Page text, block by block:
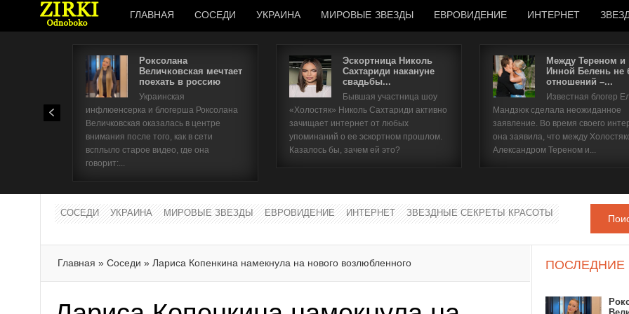
ГЛАВНАЯ СОСЕДИ УКРАИНА МИРОВЫЕ ЗВЕЗДЫ ЕВРОВИДЕНИЕ ИНТЕРНЕТ
Роксолана
Величковская мечтает
поехать в россию
Украинская
инфлюенсерка и блогерша Роксолана
Величковская оказалась в центре
внимания после того, как в сети
всплыло старое видео, где она
говорит:...
Эскортница Николь
Сахтариди накануне
свадьбы...
Бывшая участница шоу
«Холостяк» Николь Сахтариди активно
зачищает интернет от любых
упоминаний о ее эскортном прошлом.
Казалось бы, зачем ей это?
Между Тереном и
Инной Белень не
отношений –...
Известная блогер
Мандзюк сделала неожиданное
заявление. Во время своего
она заявила, что между
Александром Тереном и...
СОСЕДИ УКРАИНА МИРОВЫЕ ЗВЕЗДЫ ЕВРОВИДЕНИЕ ИНТЕРНЕТ ЗВЕЗДНЫЕ СЕКРЕТЫ КРАСОТЫ
Главная » Соседи » Лариса Копенкина намекнула на нового возлюбленного ПОСЛЕДНИЕ
Имя пользователя
Забыли имя пользователя?